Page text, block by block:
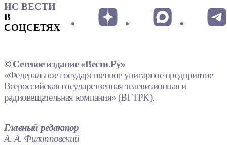
ИС ВЕСТИ
В
СОЦСЕТЯХ
© Сетевое издание «Вести.Ру»
«Федеральное государственное унитарное предприятие
Всероссийская государственная телевизионная и
радиовещательная компания» (ВГТРК).
Главный редактор
А. А. Филипповский